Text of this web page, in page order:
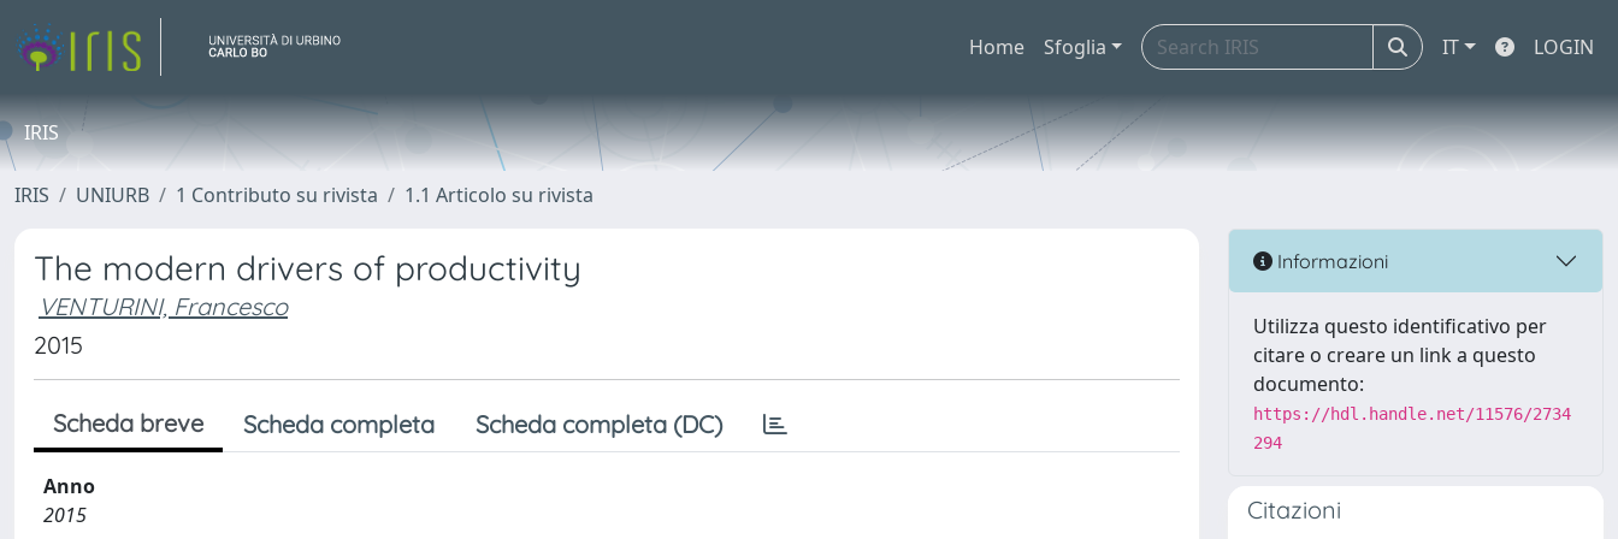
Home Sfoglia IT LOGIN
IRIS
IRIS UNIURB 1 Contributo su rivista 1.1 Articolo su rivista
The modern drivers of productivity
VENTURINI, Francesco
2015
Scheda breve Scheda completa Scheda completa (DC)
Anno
2015
Informazioni
Utilizza questo identificativo per
citare o creare un link a questo
documento:
https://hdl.handle.net/11576/2734
294
Citazioni